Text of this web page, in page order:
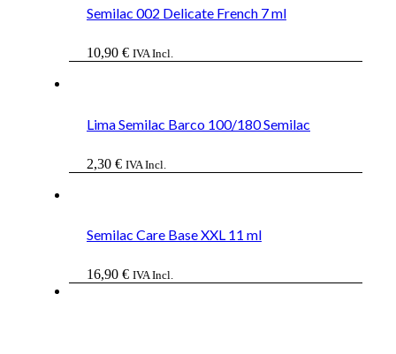
Semilac 002 Delicate French 7 ml
10,90 € IVA Incl.
Lima Semilac Barco 100/180 Semilac
2,30 € IVA Incl.
Semilac Care Base XXL 11 ml
16,90 € IVA Incl.